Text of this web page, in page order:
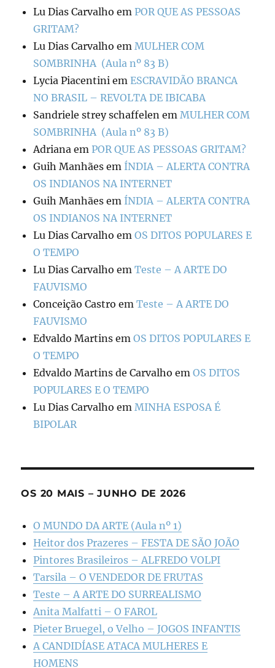
Lu Dias Carvalho em POR QUE AS PESSOAS
GRITAM?
Lu Dias Carvalho em MULHER COM
SOMBRINHA (Aula nº 83 B)
Lycia Piacentini emESCRAVIDÃO BRANCA
NO BRASIL – REVOLTA DE IBICABA
Sandriele strey schaffelen em MULHER COM
SOMBRINHA (Aula nº 83 B)
Adriana em POR QUE AS PESSOAS GRITAM?
Guih Manhães em ÍNDIA – ALERTA CONTRA
OS INDIANOS NA INTERNET
Guih Manhães em ÍNDIA – ALERTA CONTRA
OS INDIANOS NA INTERNET
Lu Dias Carvalho emOS DITOS POPULARES E
O TEMPO
Lu Dias Carvalho emTeste – A ARTE DO
FAUVISMO
Conceição Castro emTeste – A ARTE DO
FAUVISMO
Edvaldo Martins emOS DITOS POPULARES E
O TEMPO
Edvaldo Martins de Carvalho emOS DITOS
POPULARES E O TEMPO
Lu Dias Carvalho em MINHA ESPOSA É
BIPOLAR
OS 20 MAIS – JUNHO DE 2026
O MUNDO DA ARTE (Aula nº 1)
Heitor dos Prazeres – FESTA DE SÃO JOÃO
Pintores Brasileiros – ALFREDO VOLPI
Tarsila – O VENDEDOR DE FRUTAS
Teste – A ARTE DO SURREALISMO
Anita Malfatti – O FAROL
Pieter Bruegel, o Velho – JOGOS INFANTIS
A CANDIDÍASE ATACA MULHERES E
HOMENS